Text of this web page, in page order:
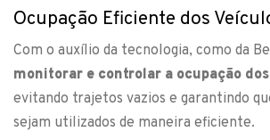
Ocupação Eficiente dos
Com o auxílio da tecnologia, como da
monitorar e controlar a ocupação
evitando trajetos vazios e garantindo
sejam utilizados de maneira eficiente.